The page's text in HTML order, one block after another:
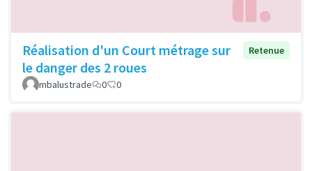
Réalisation d'un Court métrage sur
le danger des 2 roues
Retenue
mbalustrade 0 0